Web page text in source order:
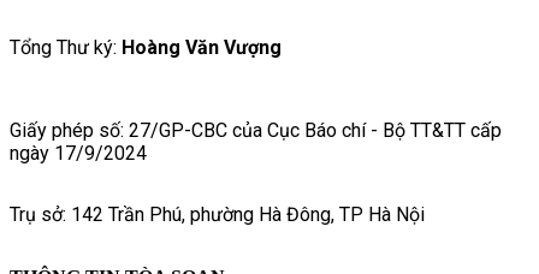
Tổng Thư ký: Hoàng Văn Vượng
Giấy phép số: 27/GP-CBC của Cục Báo chí - Bộ TT&TT cấp
ngày 17/9/2024
Trụ sở: 142 Trần Phú, phường Hà Đông, TP Hà Nội